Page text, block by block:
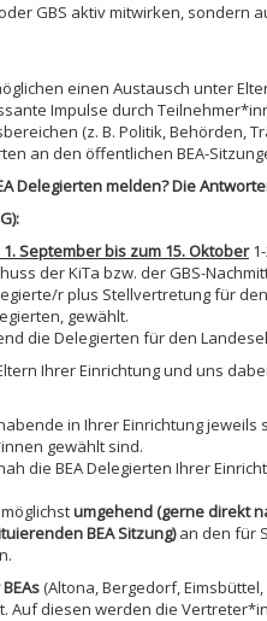
GBS aktiv mitwirken, sondern
einen Austausch unter
Impulse durch
(z. B. Politik, Behörden,
an den öffentlichen BEA-
Delegierten melden? Die
September bis zum 15. Oktober
der KiTa bzw. der GBS-
r plus Stellvertretung für den
gewählt.
die Delegierten für den
Ihrer Einrichtung und uns
in Ihrer Einrichtung jeweils
gewählt sind.
die BEA Delegierten Ihrer
möglichstumgehend (gerne direkt
BEA Sitzung)an den für
(Altona, Bergedorf,
Auf diesen werden die